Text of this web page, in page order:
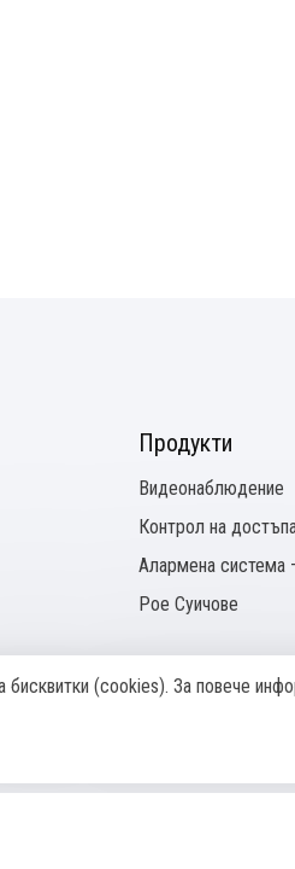
Продукти
Видеонаблюдение
Контрол на
Алармена система
Pое Суичове
бисквитки (cookies). За повече